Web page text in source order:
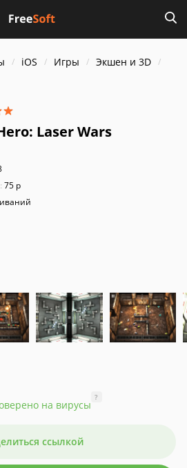
iOS Игры
Экшен и 3D
Laser Wars
75 р
на вирусы
?
ссылкой